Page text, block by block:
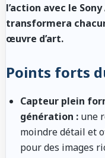
l’action avec le
transformera
œuvre d’art.
Points forts
Capteur plein
génération : une
moindre détail et
pour des images